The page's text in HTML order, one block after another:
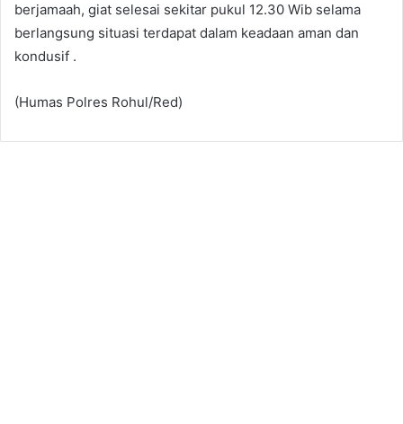
berjamaah, giat selesai sekitar pukul 12.30 Wib selama
berlangsung situasi terdapat dalam keadaan aman dan
kondusif .
(Humas Polres Rohul/Red)